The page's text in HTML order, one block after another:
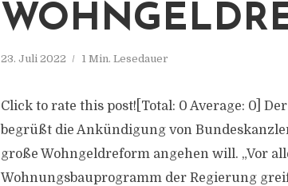
23. Juli 2022 1 Min. Lesedauer
Click to rate this post![Total: 0 Average: 0]
begrüßt die Ankündigung von
große Wohngeldreform angehen will. „Vor
Wohnungsbauprogramm der Regierung